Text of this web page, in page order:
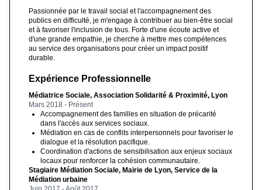
Passionnée par le travail social et l'accompagnement des
publics en difficulté, je m'engage à contribuer au bien-être social
et à favoriser l'inclusion de tous. Forte d'une écoute active et
d'une grande empathie, je cherche à mettre mes compétences
au service des organisations pour créer un impact positif
durable.
Expérience Professionnelle
Médiatrice Sociale, Association Solidarité & Proximité, Lyon
Mars 2018 - Présent
Accompagnement des familles en situation de précarité
dans l'accès aux services sociaux.
Médiation en cas de conflits interpersonnels pour favoriser le
dialogue et la résolution pacifique.
Coordination d'actions de sensibilisation aux enjeux sociaux
locaux pour renforcer la cohésion communautaire.
Stagiaire Médiation Sociale, Mairie de Lyon, Service de la
Médiation urbaine